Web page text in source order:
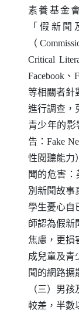
素養基金
「假新
（
Critical
Facebook 、
等相關者針
進行調查，
青少年的影
告：Fake
性閱聽能力
聞的危害
別新聞故事
學生憂心自
師認為假新
焦慮，更損
成兒童及青
聞的網路擴
（三）男
較差，半數